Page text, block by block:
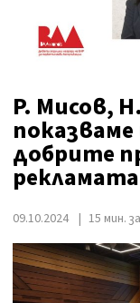
Р. Мисов,
добрите
09.10.2024 15 мин.